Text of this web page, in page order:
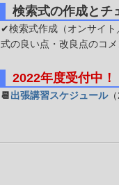
検索式の作成とチ
✔検索式作成（オンサイト
式の良い点・改良点のコ
2022年度受付中！
📆 出張講習スケジュール